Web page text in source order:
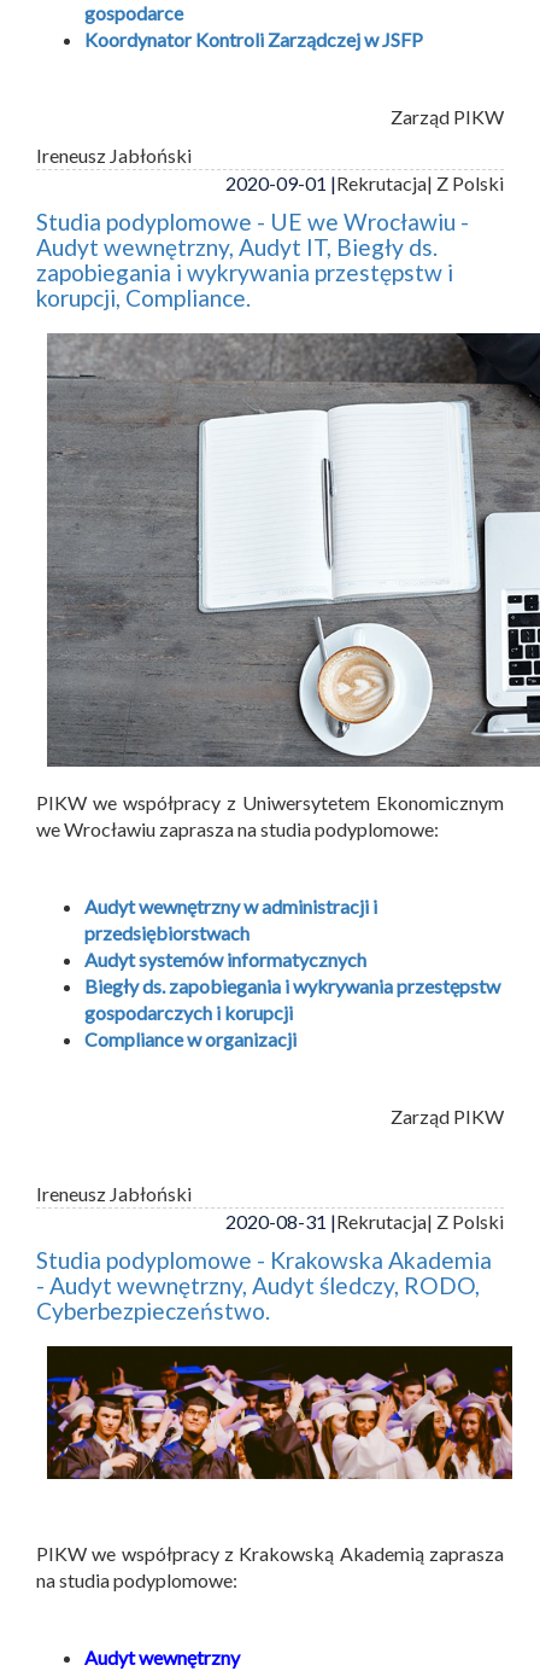
gospodarce
Koordynator Kontroli Zarządczej w JSFP
Zarząd PIKW
Ireneusz Jabłoński
2020-09-01 |Rekrutacja| Z Polski
Studia podyplomowe - UE we Wrocławiu -
Audyt wewnętrzny, Audyt IT, Biegły ds.
zapobiegania i wykrywania przestępstw i
korupcji, Compliance.
PIKW we współpracy z Uniwersytetem Ekonomicznym
we Wrocławiu zaprasza na studia podyplomowe:
Audyt wewnętrzny w administracji i
przedsiębiorstwach
Audyt systemów informatycznych
Biegły ds. zapobiegania i wykrywania przestępstw
gospodarczych i korupcji
Compliance w organizacji
Zarząd PIKW
Ireneusz Jabłoński
2020-08-31 |Rekrutacja| Z Polski
Studia podyplomowe - Krakowska Akademia
- Audyt wewnętrzny, Audyt śledczy, RODO,
Cyberbezpieczeństwo.
PIKW we współpracy z Krakowską Akademią zaprasza
na studia podyplomowe:
Audyt wewnętrzny